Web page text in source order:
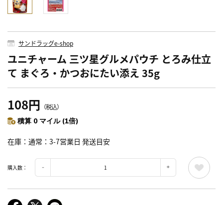
サンドラッグe-shop
ユニチャーム 三ツ星グルメパウチ とろみ仕立
て まぐろ・かつおにたい添え 35g
108円 （税込）
積算 0 マイル (1倍)
在庫 通常：3-7営業日 発送目安
購入数：